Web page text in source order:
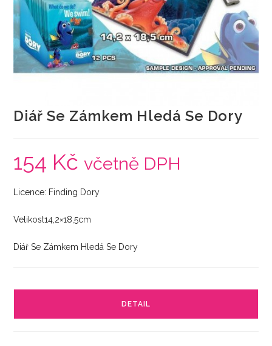
Diář Se Zámkem Hledá Se Dory
154 Kč včetně DPH
Licence: Finding Dory
Velikost14,2×18,5cm
Diář Se Zámkem Hledá Se Dory
DETAIL